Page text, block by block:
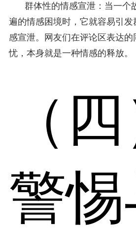
群体性的情感宣泄：当一个
遍的情感困境时，它就容易引
感宣泄。网友们在评论区表达的
忧，本身就是一种情感的释放。
（四
警